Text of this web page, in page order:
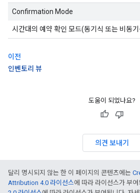
Confirmation Mode
시간대의 예약 확인 모드(동기식 또는 비동
이전
인벤토리 뷰
도움이 되었나요?
의견 보내기
달리 명시되지 않는 한 이 페이지의 콘텐츠에는
Attribution 4.0 라이선스에 따라 라이선스가 부